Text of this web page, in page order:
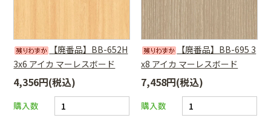
【廃番品】BB-652H
3x6 アイカ マーレスボード
4,356円(税込)
購入数
【廃番品】BB-695 3
x8 アイカ マーレスボード
7,458円(税込)
購入数